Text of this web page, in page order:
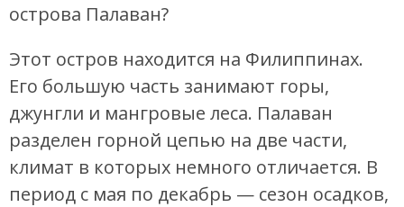
острова Палаван?
Этот остров находится на Филиппинах.
Его большую часть занимают горы,
джунгли и мангровые леса. Палаван
разделен горной цепью на две части,
климат в которых немного отличается. В
период с мая по декабрь — сезон осадков,